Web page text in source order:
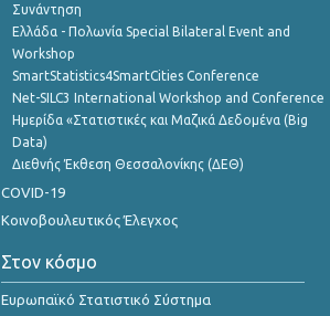
Συνάντηση
Ελλάδα - Πολωνία Special Bilateral Event and
Workshop
SmartStatistics4SmartCities Conference
Net-SILC3 International Workshop and Conference
Ημερίδα «Στατιστικές και Μαζικά Δεδομένα (Big
Data)
Διεθνής Έκθεση Θεσσαλονίκης (ΔΕΘ)
COVID-19
Κοινοβουλευτικός Έλεγχος
Στον κόσμο
Ευρωπαϊκό Στατιστικό Σύστημα